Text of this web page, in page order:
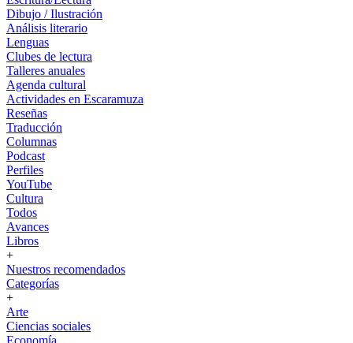
Dibujo / Ilustración
Análisis literario
Lenguas
Clubes de lectura
Talleres anuales
Agenda cultural
Actividades en Escaramuza
Reseñas
Traducción
Columnas
Podcast
Perfiles
YouTube
Cultura
Todos
Avances
Libros
+
Nuestros recomendados
Categorías
+
Arte
Ciencias sociales
Economía